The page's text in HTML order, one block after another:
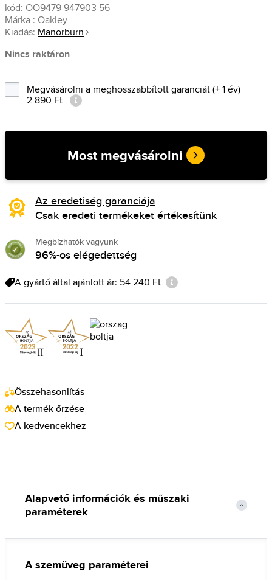
kód: OO9479 947903 56
Márka : Oakley
Kiadás: Manorburn
Nincs raktáron
Megvásárolni a meghosszabbított garanciát (+ 1 év)
2 890 Ft
Most megvásárolni
Az eredetiség garanciája
Csak eredeti termékeket értékesítünk
Megbízhatók vagyunk
96%-os elégedettség
A gyártó által ajánlott ár: 54 240 Ft
Összehasonlítás
A termék őrzése
A kedvencekhez
Alapvető információk és műszaki
paraméterek
A szemüveg paraméterei